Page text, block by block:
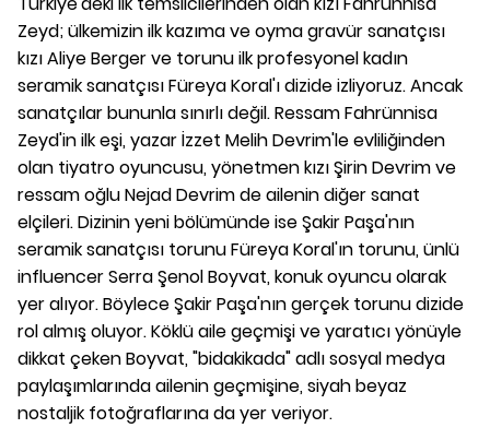
Zeyd; ülkemizin ilk kazıma ve oyma gravür sanatçısı
kızı Aliye Berger ve torunu ilk profesyonel kadın
seramik sanatçısı Füreya Koral'ı dizide izliyoruz. Ancak
sanatçılar bununla sınırlı değil. Ressam Fahrünnisa
Zeyd'in ilk eşi, yazar İzzet Melih Devrim'le evliliğinden
olan tiyatro oyuncusu, yönetmen kızı Şirin Devrim ve
ressam oğlu Nejad Devrim de ailenin diğer sanat
elçileri. Dizinin yeni bölümünde ise Şakir Paşa'nın
seramik sanatçısı torunu Füreya Koral'ın torunu, ünlü
influencer Serra Şenol Boyvat, konuk oyuncu olarak
yer alıyor. Böylece Şakir Paşa'nın gerçek torunu dizide
rol almış oluyor. Köklü aile geçmişi ve yaratıcı yönüyle
dikkat çeken Boyvat, "bidakikada" adlı sosyal medya
paylaşımlarında ailenin geçmişine, siyah beyaz
nostaljik fotoğraflarına da yer veriyor.